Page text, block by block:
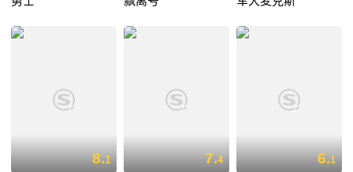
8.1 7.4 6.1